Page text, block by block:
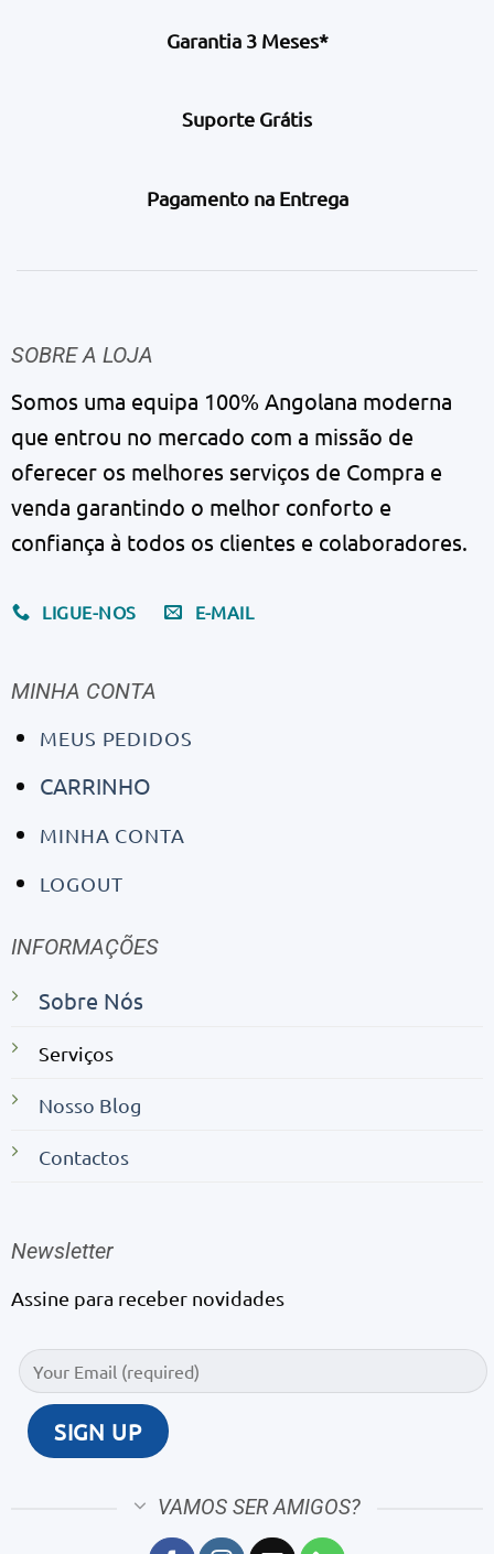
Garantia 3 Meses*
Suporte Grátis
Pagamento na Entrega
SOBRE A LOJA
Somos uma equipa 100% Angolana moderna
que entrou no mercado com a missão de
oferecer os melhores serviços de Compra e
venda garantindo o melhor conforto e
confiança à todos os clientes e colaboradores.
LIGUE-NOS E-MAIL
MINHA CONTA
MEUS PEDIDOS
CARRINHO
MINHA CONTA
LOGOUT
INFORMAÇÕES
Sobre Nós
Serviços
Nosso Blog
Contactos
Newsletter
Assine para receber novidades
VAMOS SER AMIGOS?